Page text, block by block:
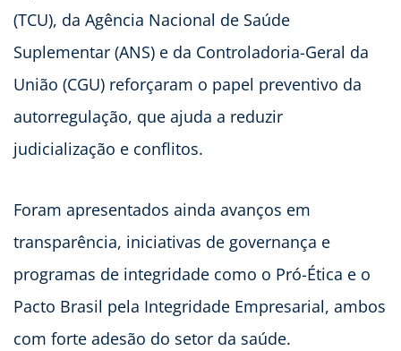
(TCU), da Agência Nacional de Saúde
Suplementar (ANS) e da Controladoria-Geral da
União (CGU) reforçaram o papel preventivo da
autorregulação, que ajuda a reduzir
judicialização e conflitos.
Foram apresentados ainda avanços em
transparência, iniciativas de governança e
programas de integridade como o Pró-Ética e o
Pacto Brasil pela Integridade Empresarial, ambos
com forte adesão do setor da saúde.